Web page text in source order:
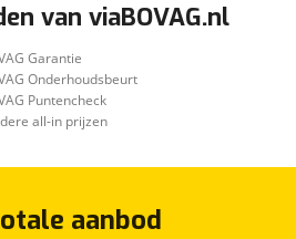
van viaBOVAG.nl
Garantie
Onderhoudsbeurt
Puntencheck
all-in prijzen
aanbod